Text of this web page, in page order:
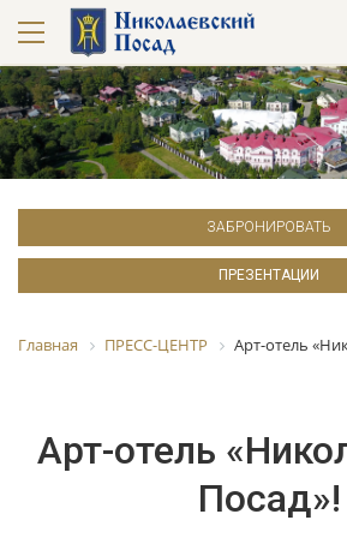
ЗАБРОНИРОВАТЬ
ПРЕЗЕНТАЦИИ
Главная ПРЕСС-ЦЕНТР Арт-отель
Арт-отель
Посад»!